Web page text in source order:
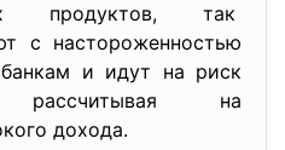
продуктов, так
с настороженностью
и идут на риск
рассчитывая на
дохода.